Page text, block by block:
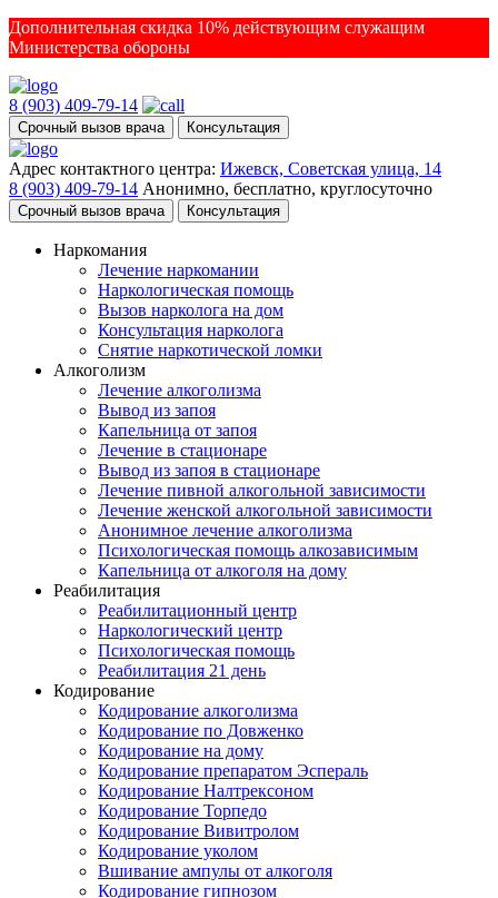
Дополнительная скидка 10% действующим служащим
Министерства обороны
8 (903) 409-79-14
Срочный вызов врача Консультация
Адрес контактного центра: Ижевск, Советская улица, 14
8 (903) 409-79-14 Анонимно, бесплатно, круглосуточно
Срочный вызов врача Консультация
Наркомания
Лечение наркомании
Наркологическая помощь
Вызов нарколога на дом
Консультация нарколога
Снятие наркотической ломки
Алкоголизм
Лечение алкоголизма
Вывод из запоя
Капельница от запоя
Лечение в стационаре
Вывод из запоя в стационаре
Лечение пивной алкогольной зависимости
Лечение женской алкогольной зависимости
Анонимное лечение алкоголизма
Психологическая помощь алкозависимым
Капельница от алкоголя на дому
Реабилитация
Реабилитационный центр
Наркологический центр
Психологическая помощь
Реабилитация 21 день
Кодирование
Кодирование алкоголизма
Кодирование по Довженко
Кодирование на дому
Кодирование препаратом Эспераль
Кодирование Налтрексоном
Кодирование Торпедо
Кодирование Вивитролом
Кодирование уколом
Вшивание ампулы от алкоголя
Кодирование гипнозом